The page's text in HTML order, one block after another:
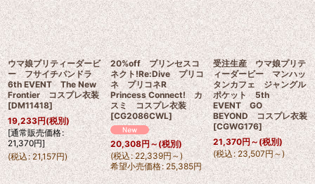
ウマ娘プリティーダービ
ー フサイチパンドラ
6th EVENT The New
Frontier コスプレ衣装
[DM11418]
19,233円(税別)
[通常販売価格:
21,370円]
(税込: 21,157円)
20%off プリンセスコ
ネクト!Re:Dive プリコ
ネ プリコネR
Princess Connect! カ
スミ コスプレ衣装
[CG2086CWL]
20,308円～(税別)
(税込: 22,339円～)
希望小売価格: 25,385円
受注生産 ウマ娘プリテ
ィーダービー マンハッ
タンカフェ ジャングル
ポケット 5th
EVENT GO
BEYOND コスプレ衣装
[CGWG176]
21,370円～(税別)
(税込 : 23,507円～)